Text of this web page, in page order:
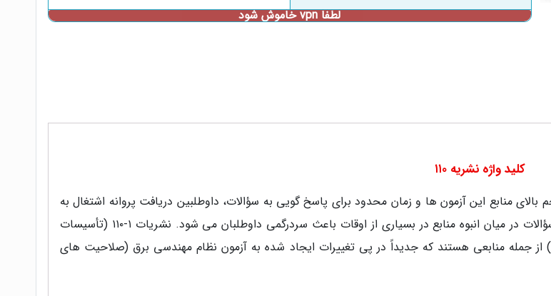
کلید واژه نشریه ۱۱۰
طرفی حجم بالاي منابع این آزمون ها و زمان محدود براي پاسخ گویی به سؤالات، داوطلبین دریافت پروانه اشتغال به
کار مهندسی را با چالش هایی مواجه کرده است . چرا که جستجوي پاسخ سؤالات در میان انبوه منابع در بسیاري از اوقات باعث سردرگمی داوطلبان می شود. نشریات ۱-۱۱۰ (تأسیسات
و فشار متوسط ) از جمله منابعی هستند که جدیداً در پی تغییرات ایجاد شده به آزمون نظام مهندسی برق (صلاحیت هاي